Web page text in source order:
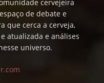
cervejeira
de debate e
que cerca a cerveja,
atualizada e análises
universo.